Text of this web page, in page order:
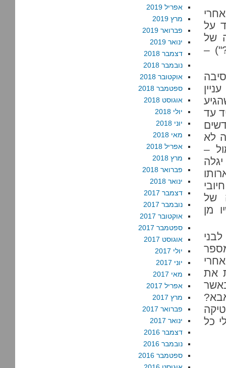
על
של
–
עד
לא
–
של
מן
מספר
את
כל
אפריל 2019
מרץ 2019
פברואר 2019
ינואר 2019
דצמבר 2018
נובמבר 2018
אוקטובר 2018
ספטמבר 2018
אוגוסט 2018
יולי 2018
יוני 2018
מאי 2018
אפריל 2018
מרץ 2018
פברואר 2018
ינואר 2018
דצמבר 2017
נובמבר 2017
אוקטובר 2017
ספטמבר 2017
אוגוסט 2017
יולי 2017
יוני 2017
מאי 2017
אפריל 2017
מרץ 2017
פברואר 2017
ינואר 2017
דצמבר 2016
נובמבר 2016
ספטמבר 2016